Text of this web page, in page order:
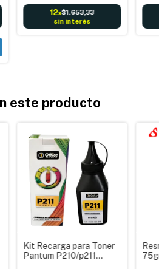
12x$1.653,33
sin interés
este producto
Kit Recarga para Toner
Pantum P210/p211